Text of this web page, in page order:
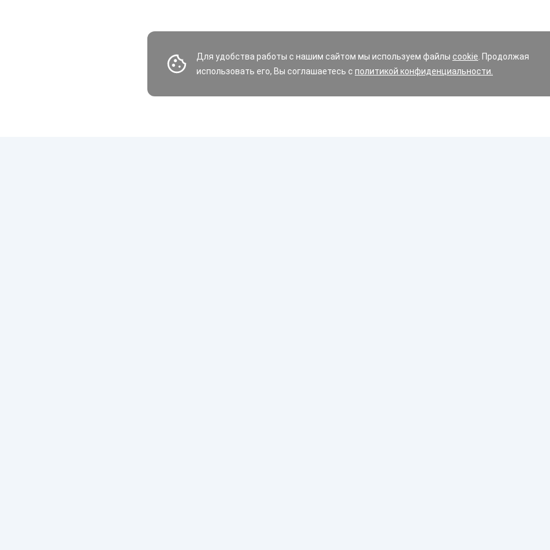
Для удобства работы с нашим сайтом мы используем файлы cookie . Продолжая
использовать его, Вы соглашаетесь с политикой конфиденциальности.